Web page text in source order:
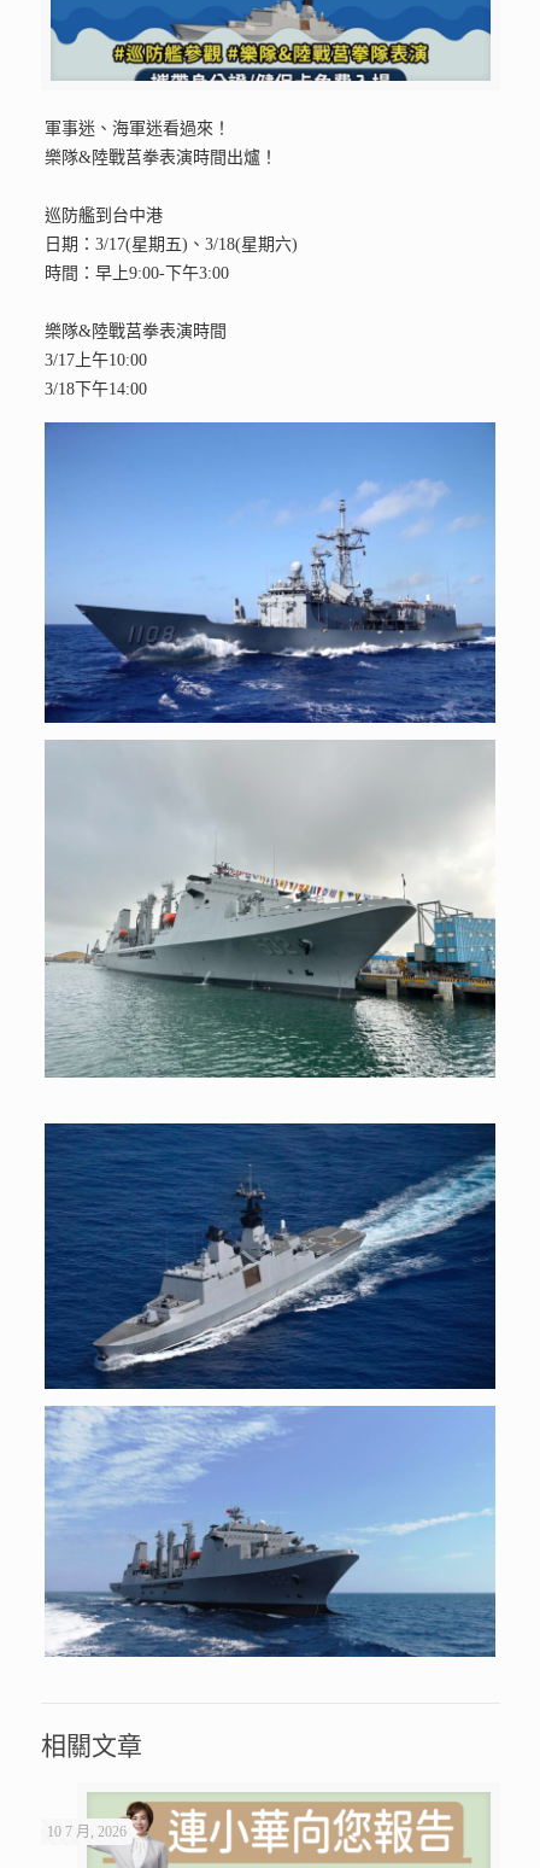
軍事迷、海軍迷看過來！
樂隊&陸戰莒拳表演時間出爐！
巡防艦到台中港
日期：3/17(星期五)、3/18(星期六)
時間：早上9:00-下午3:00
樂隊&陸戰莒拳表演時間
3/17上午10:00
3/18下午14:00
相關文章
10 7 月, 2026